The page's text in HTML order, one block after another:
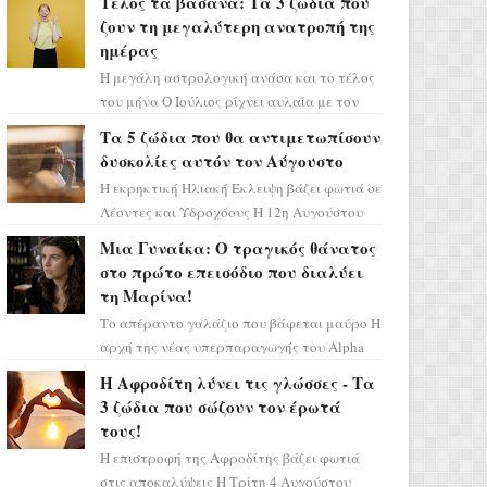
επιτυχίας «Μια Νύχτα Μόνο» ...
ζουν τη μεγαλύτερη ανατροπή της
ημέρας
Η μεγάλη αστρολογική ανάσα και το τέλος
του μήνα Ο Ιούλιος ρίχνει αυλαία με τον
περνάει στο ζώδιο τω...
Τα 5 ζώδια που θα αντιμετωπίσουν
δυσκολίες αυτόν τον Αύγουστο
Η εκρηκτική Ηλιακή Έκλειψη βάζει φωτιά σε
Λέοντες και Υδροχόους Η 12η Αυγούστου
χάους, καθώς η Ηλια...
Μια Γυναίκα: Ο τραγικός θάνατος
στο πρώτο επεισόδιο που διαλύει
τη Μαρίνα!
Το απέραντο γαλάζιο που βάφεται μαύρο Η
αρχή της νέας υπερπαραγωγής του Alpha
πλημμυρισμένο από...
Η Αφροδίτη λύνει τις γλώσσες - Τα
3 ζώδια που σώζουν τον έρωτά
τους!
Η επιστροφή της Αφροδίτης βάζει φωτιά
στις αποκαλύψεις Η Τρίτη 4 Αυγούστου